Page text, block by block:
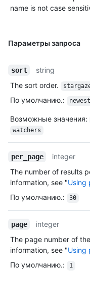
name is not case
Параметры запроса
sort
string
The sort order.
По умолчанию.: newest
Возможные значения:
watchers
per_page
integer
The number of results
information, see "Using
По умолчанию.: 30
page
integer
The page number of
information, see "Using
По умолчанию.: 1